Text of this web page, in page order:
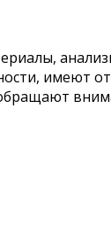
имеют